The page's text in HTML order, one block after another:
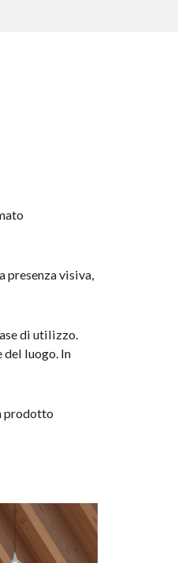
presenza visiva,
di utilizzo.
del luogo. In
prodotto